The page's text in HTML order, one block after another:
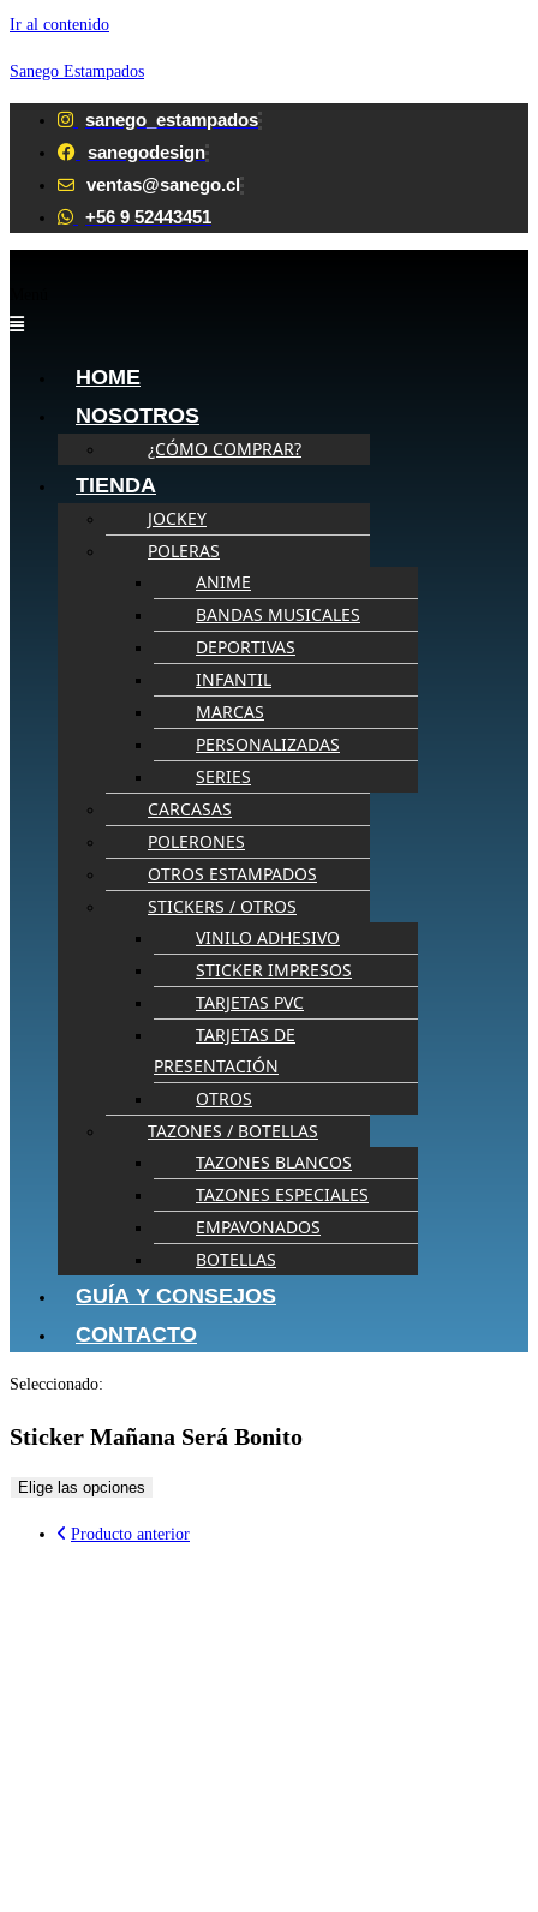
Ir al contenido
Sanego Estampados
sanego_estampados
sanegodesign
ventas@sanego.cl
+56 9 52443451
HOME
NOSOTROS
¿CÓMO COMPRAR?
TIENDA
JOCKEY
POLERAS
ANIME
BANDAS MUSICALES
DEPORTIVAS
INFANTIL
MARCAS
PERSONALIZADAS
SERIES
CARCASAS
POLERONES
OTROS ESTAMPADOS
STICKERS / OTROS
VINILO ADHESIVO
STICKER IMPRESOS
TARJETAS PVC
TARJETAS DE
PRESENTACIÓN
OTROS
TAZONES / BOTELLAS
TAZONES BLANCOS
TAZONES ESPECIALES
EMPAVONADOS
BOTELLAS
GUÍA Y CONSEJOS
CONTACTO
Seleccionado:
Sticker Mañana Será Bonito
Elige las opciones
Producto anterior